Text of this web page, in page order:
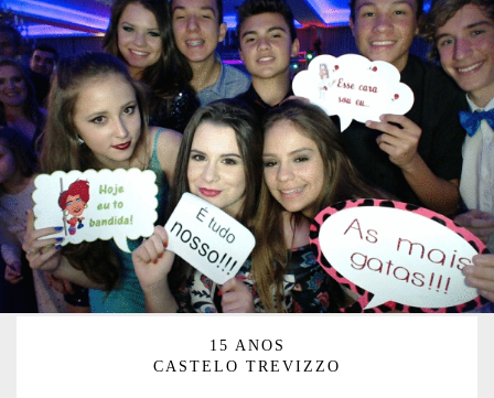
15 ANOS
CASTELO TREVIZZO